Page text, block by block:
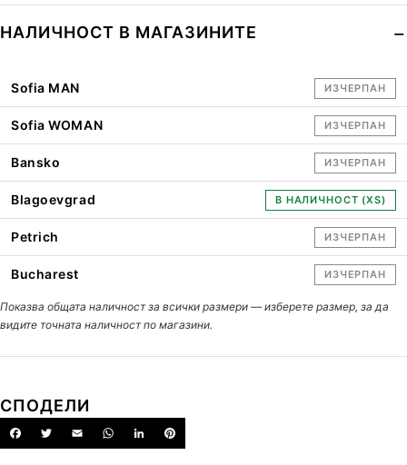
НАЛИЧНОСТ В МАГАЗИНИТЕ
Sofia MAN ИЗЧЕРПАН
Sofia WOMAN ИЗЧЕРПАН
Bansko ИЗЧЕРПАН
Blagoevgrad В НАЛИЧНОСТ (XS)
Petrich ИЗЧЕРПАН
Bucharest ИЗЧЕРПАН
Показва общата наличност за всички размери — изберете размер, за да
видите точната наличност по магазини.
СПОДЕЛИ